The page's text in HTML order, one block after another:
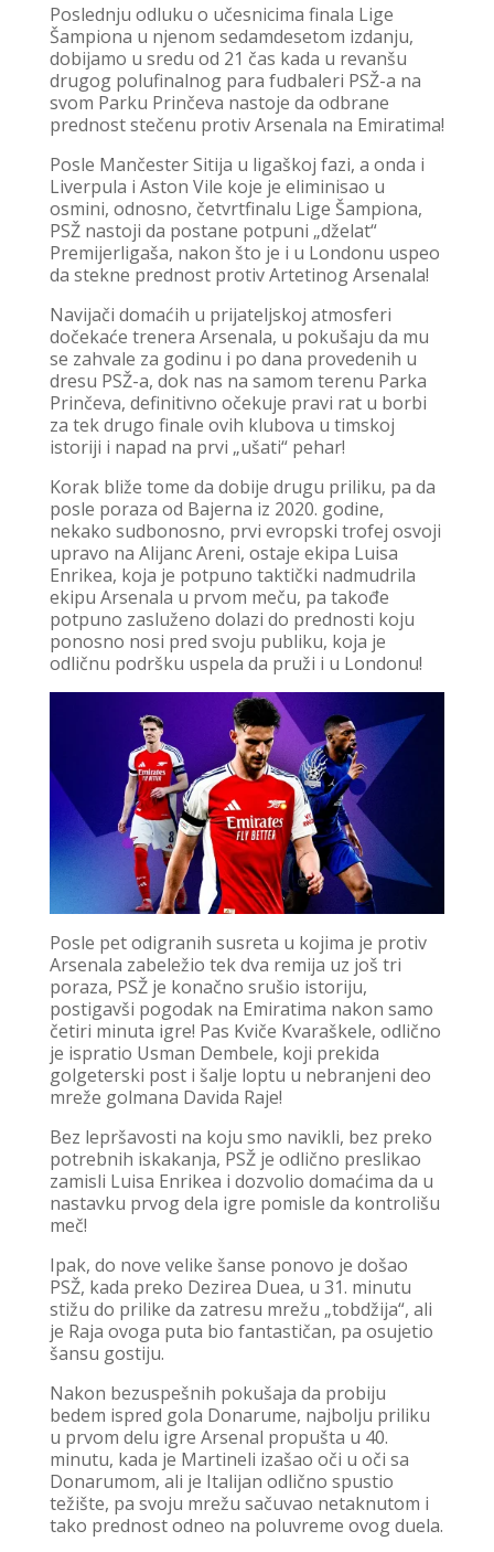
Poslednju odluku o učesnicima finala Lige
Šampiona u njenom sedamdesetom izdanju,
dobijamo u sredu od 21 čas kada u revanšu
drugog polufinalnog para fudbaleri PSŽ-a na
svom Parku Prinčeva nastoje da odbrane
prednost stečenu protiv Arsenala na Emiratima!
Posle Mančester Sitija u ligaškoj fazi, a onda i
Liverpula i Aston Vile koje je eliminisao u
osmini, odnosno, četvrtfinalu Lige Šampiona,
PSŽ nastoji da postane potpuni „dželat“
Premijerligaša, nakon što je i u Londonu uspeo
da stekne prednost protiv Artetinog Arsenala!
Navijači domaćih u prijateljskoj atmosferi
dočekaće trenera Arsenala, u pokušaju da mu
se zahvale za godinu i po dana provedenih u
dresu PSŽ-a, dok nas na samom terenu Parka
Prinčeva, definitivno očekuje pravi rat u borbi
za tek drugo finale ovih klubova u timskoj
istoriji i napad na prvi „ušati“ pehar!
Korak bliže tome da dobije drugu priliku, pa da
posle poraza od Bajerna iz 2020. godine,
nekako sudbonosno, prvi evropski trofej osvoji
upravo na Alijanc Areni, ostaje ekipa Luisa
Enrikea, koja je potpuno taktički nadmudrila
ekipu Arsenala u prvom meču, pa takođe
potpuno zasluženo dolazi do prednosti koju
ponosno nosi pred svoju publiku, koja je
odličnu podršku uspela da pruži i u Londonu!
Posle pet odigranih susreta u kojima je protiv
Arsenala zabeležio tek dva remija uz još tri
poraza, PSŽ je konačno srušio istoriju,
postigavši pogodak na Emiratima nakon samo
četiri minuta igre! Pas Kviče Kvaraškele, odlično
je ispratio Usman Dembele, koji prekida
golgeterski post i šalje loptu u nebranjeni deo
mreže golmana Davida Raje!
Bez lepršavosti na koju smo navikli, bez preko
potrebnih iskakanja, PSŽ je odlično preslikao
zamisli Luisa Enrikea i dozvolio domaćima da u
nastavku prvog dela igre pomisle da kontrolišu
meč!
Ipak, do nove velike šanse ponovo je došao
PSŽ, kada preko Dezirea Duea, u 31. minutu
stižu do prilike da zatresu mrežu „tobdžija“, ali
je Raja ovoga puta bio fantastičan, pa osujetio
šansu gostiju.
Nakon bezuspešnih pokušaja da probiju
bedem ispred gola Donarume, najbolju priliku
u prvom delu igre Arsenal propušta u 40.
minutu, kada je Martineli izašao oči u oči sa
Donarumom, ali je Italijan odlično spustio
težište, pa svoju mrežu sačuvao netaknutom i
tako prednost odneo na poluvreme ovog duela.